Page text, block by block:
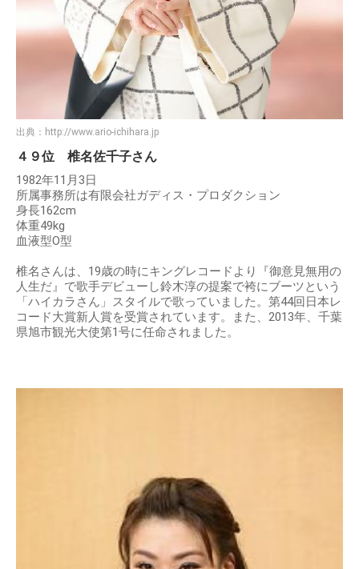
出典： http://www.ario-ichihara.jp
４９位 椎名佐千子さん
1982年11月3日
所属事務所は有限会社ガディス・プロダクション
身長162cm
体重49kg
血液型O型
椎名さんは、19歳の時にキングレコードより『御意見無用の
人生だ』で歌手デビューし鈴木淳の提案で袴にブーツという
「ハイカラさん」スタイルで歌っていました。第44回日本レ
コード大賞新人賞を受賞されています。また、2013年、千葉
県旭市観光大使第1号に任命されました。